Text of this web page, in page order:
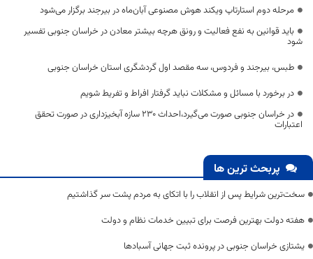
مرحله دوم استارتاپ ویکند هوش مصنوعی آبان‌ماه در بیرجند برگزار می‌شود
باید قوانین به نفع فعالیت و رونق هرچه بیشتر معادن در خراسان جنوبی تفسیر
شود
طبس، بیرجند و فردوس، سه مقصد اول گردشگری استان خراسان جنوبی
در برخورد با مسائل و مشکلات نباید گرفتار افراط و تفریط شویم
در خراسان جنوبی صورت می‌گیرد،احداث ۲۳۰ سازه‌ آبخیزداری در صورت تحقق
اعتبارات
پربحث ترین ها
سخت‌ترین شرایط پس از انقلاب را با اتکای به مردم پشت سر گذاشتیم
هفته دولت بهترین فرصت برای تبیین خدمات نظام و دولت
یشتازی خراسان جنوبی در پرونده ثبت جهانی آسبادها